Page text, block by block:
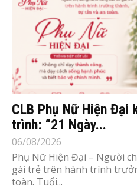
CLB Phụ Nữ Hiện Đại
trình: “21 Ngày...
06/08/2026
Phụ Nữ Hiện Đại – Người
gái trẻ trên hành trình
toàn. Tuổi...